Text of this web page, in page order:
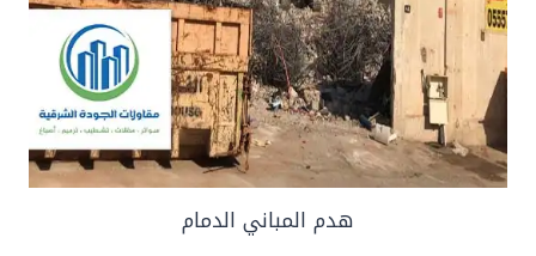
هدم المباني الدمام